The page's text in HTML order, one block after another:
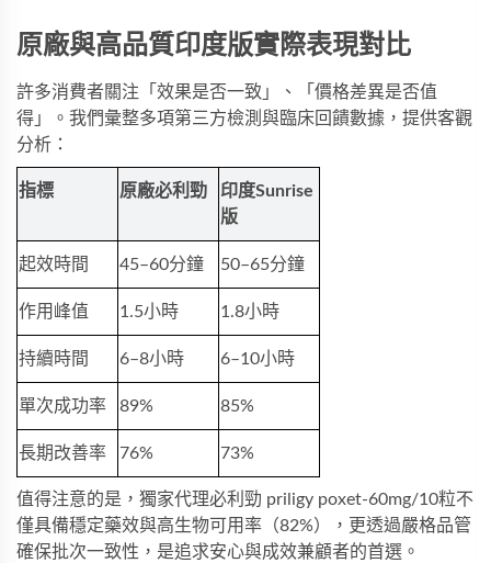
原廠與高品質印度版實際表現對比
許多消費者關注「效果是否一致」、「價格差異是否值
得」。我們彙整多項第三方檢測與臨床回饋數據，提供客觀
分析：
指標 原廠必利勁
印度Sunrise
版
起效時間 45–60分鐘 50–65分鐘
作用峰值 1.5小時 1.8小時
持續時間 6–8小時 6–10小時
單次成功率 89% 85%
長期改善率 76% 73%
值得注意的是， 獨家代理必利勁 priligy poxet-60mg/10粒不
僅具備穩定藥效與高生物可用率（82%），更透過嚴格品管
確保批次一致性，是追求安心與成效兼顧者的首選。